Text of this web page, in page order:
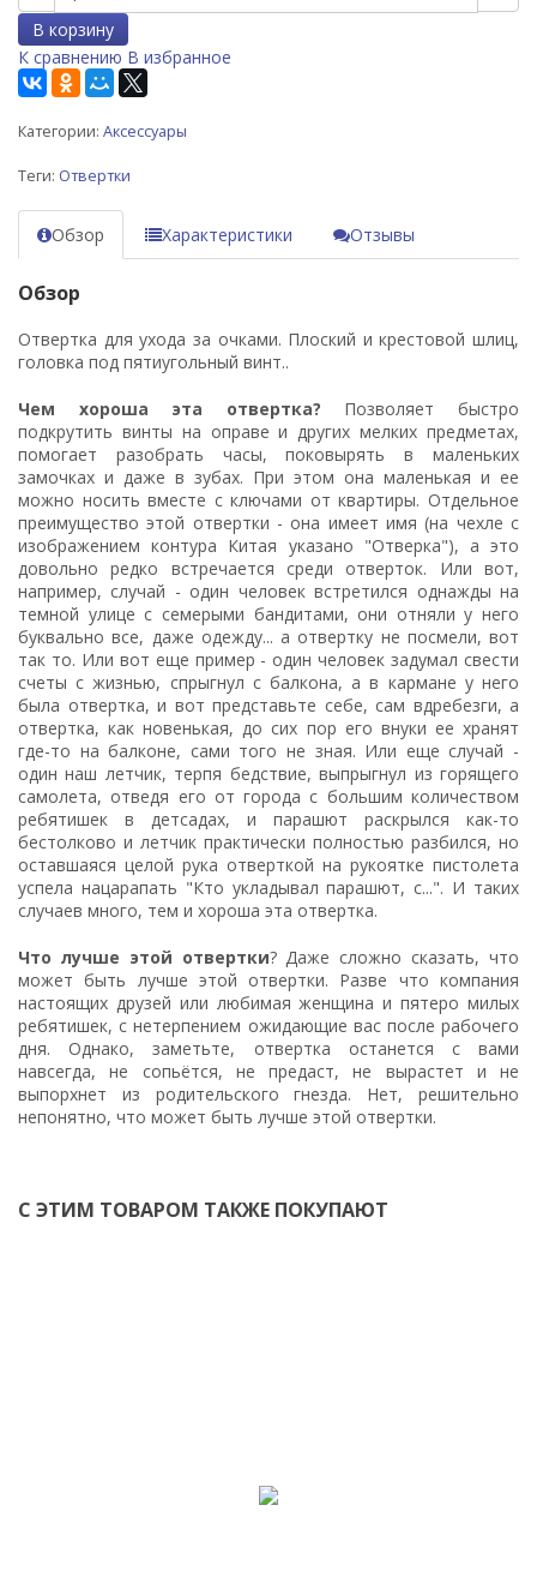
В корзину
К сравнению В избранное
Категории: Аксессуары
Теги: Отвертки
Обзор Характеристики Отзывы
Обзор
Отвертка для ухода за очками. Плоский и крестовой шлиц,
головка под пятиугольный винт..
Чем хороша эта отвертка? Позволяет быстро
подкрутить винты на оправе и других мелких предметах,
помогает разобрать часы, поковырять в маленьких
замочках и даже в зубах. При этом она маленькая и ее
можно носить вместе с ключами от квартиры. Отдельное
преимущество этой отвертки - она имеет имя (на чехле с
изображением контура Китая указано "Отверка"), а это
довольно редко встречается среди отверток. Или вот,
например, случай - один человек встретился однажды на
темной улице с семерыми бандитами, они отняли у него
буквально все, даже одежду... а отвертку не посмели, вот
так то. Или вот еще пример - один человек задумал свести
счеты с жизнью, спрыгнул с балкона, а в кармане у него
была отвертка, и вот представьте себе, сам вдребезги, а
отвертка, как новенькая, до сих пор его внуки ее хранят
где-то на балконе, сами того не зная. Или еще случай -
один наш летчик, терпя бедствие, выпрыгнул из горящего
самолета, отведя его от города с большим количеством
ребятишек в детсадах, и парашют раскрылся как-то
бестолково и летчик практически полностью разбился, но
оставшаяся целой рука отверткой на рукоятке пистолета
успела нацарапать "Кто укладывал парашют, с...". И таких
случаев много, тем и хороша эта отвертка.
Что лучше этой отвертки? Даже сложно сказать, что
может быть лучше этой отвертки. Разве что компания
настоящих друзей или любимая женщина и пятеро милых
ребятишек, с нетерпением ожидающие вас после рабочего
дня. Однако, заметьте, отвертка останется с вами
навсегда, не сопьётся, не предаст, не вырастет и не
выпорхнет из родительского гнезда. Нет, решительно
непонятно, что может быть лучше этой отвертки.
С ЭТИМ ТОВАРОМ ТАКЖЕ ПОКУПАЮТ